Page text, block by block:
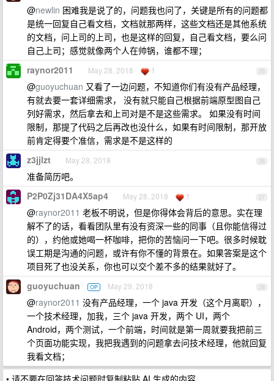
@newlin 困难我是说了的，问题我也问了，关键是所有的问题都
是统一回复自己看文档，文档就那两样，这些文档还是其他系统
的文档，问上司的上司，也是这样的回复，自己看文档，要么问
自己上司；感觉就像两个人在帅锅，谁都不理；
25
raynor2011 May 28, 2018 1
@guoyuchuan 又看了一边问题，不知道你们有没有产品经理，
有就去要一套详细需求， 没有就只能自己根据前端原型图自己
列好需求，然后拿去和上司对是不是这些需求。 如果没有时间
限制，那提了代码之后再改也没什么，如果有时间限制，那开放
前肯定得要个准信，需求是不是这样的
26
z3jjlzt May 28, 2018
准备简历吧。
27
P2P0Zj31DA4X5ap4 May 28, 2018 1
@raynor2011 老板不明说，但是你得体会背后的意思。实在理
解不了的话，看看团队里有没有资深一些的同事（且你能信得过
的），约他或她喝一杯咖啡，把你的苦恼问一下吧。很多时候耽
误工期是沟通的问题，或许有你不懂的背景在。如果答案是这个
项目死了也没关系，你也可以交个差不多的结果就好了。
28
guoyuchuan OP May 29, 2018
@raynor2011 没有产品经理，一个 java 开发（这个月离职），
一个技术经理，加我，三个 java 开发，两个 UI，两个
Android，两个测试，一个前端，时间就是第一周就要我把前三
个页面功能实现，我把我遇到的问题拿去问技术经理，他就回复
我看文档；
• 请不要在回答技术问题时复制粘贴 AI 生成的内容